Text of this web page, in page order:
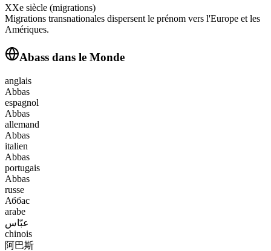
XXe siècle (migrations)
Migrations transnationales dispersent le prénom vers l'Europe et les
Amériques.
Abass dans le Monde
anglais
Abbas
espagnol
Abbas
allemand
Abbas
italien
Abbas
portugais
Abbas
russe
Аббас
arabe
عبّاس
chinois
阿巴斯